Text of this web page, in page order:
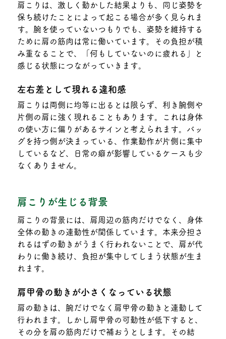
肩こりは、激しく動かした結果よりも、同じ姿勢を
保ち続けたことによって起こる場合が多く見られま
す。腕を使っていないつもりでも、姿勢を維持する
ために肩の筋肉は常に働いています。その負担が積
み重なることで、「何もしていないのに疲れる」と
感じる状態につながっていきます。
左右差として現れる違和感
肩こりは両側に均等に出るとは限らず、利き腕側や
片側の肩に強く現れることもあります。これは身体
の使い方に偏りがあるサインと考えられます。バッ
グを持つ側が決まっている、作業動作が片側に集中
しているなど、日常の癖が影響しているケースも少
なくありません。
肩こりが生じる背景
肩こりの背景には、肩周辺の筋肉だけでなく、身体
全体の動きの連動性が関係しています。本来分担さ
れるはずの動きがうまく行われないことで、肩が代
わりに働き続け、負担が集中してしまう状態が生ま
れます。
肩甲骨の動きが小さくなっている状態
肩の動きは、腕だけでなく肩甲骨の動きと連動して
行われます。しかし肩甲骨の可動性が低下すると、
その分を肩の筋肉だけで補おうとします。その結